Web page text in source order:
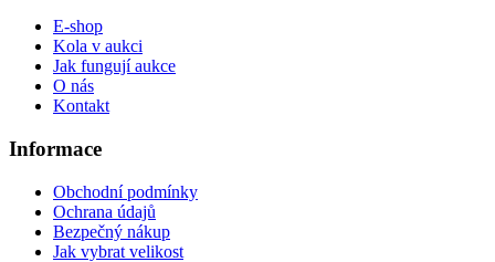
E-shop
Kola v aukci
Jak fungují aukce
O nás
Kontakt
Informace
Obchodní podmínky
Ochrana údajů
Bezpečný nákup
Jak vybrat velikost